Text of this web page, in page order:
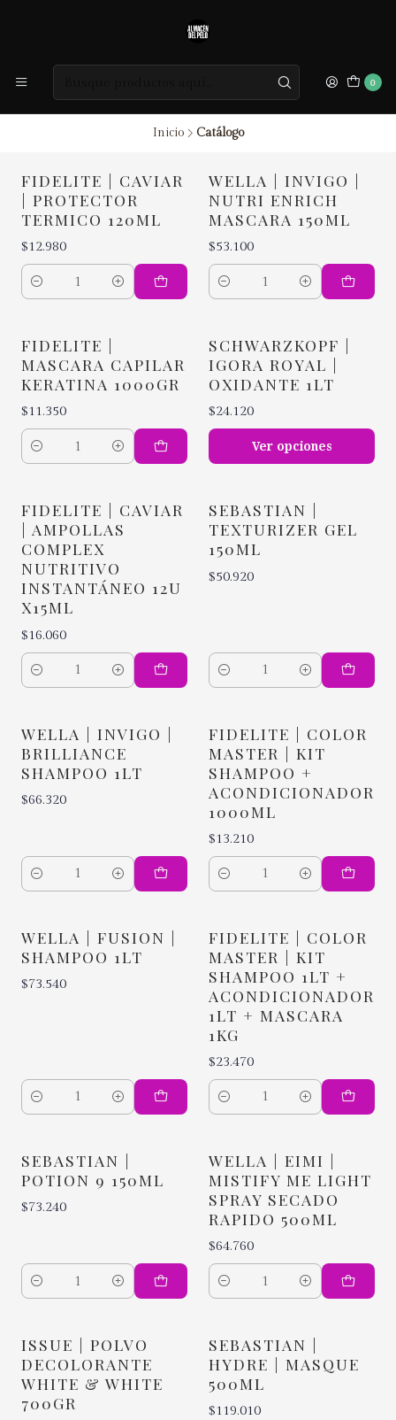
0
Inicio Catálogo
FIDELITE | CAVIAR
| PROTECTOR
TERMICO 120ML
$12.980
Cantidad
WELLA | INVIGO |
NUTRI ENRICH
MASCARA 150ML
$53.100
Cantidad
FIDELITE |
MASCARA CAPILAR
KERATINA 1000GR
$11.350
Cantidad
SCHWARZKOPF |
IGORA ROYAL |
OXIDANTE 1LT
$24.120
Ver opciones
FIDELITE | CAVIAR
| AMPOLLAS
COMPLEX
NUTRITIVO
INSTANTÁNEO 12U
X15ML
$16.060
Cantidad
SEBASTIAN |
TEXTURIZER GEL
150ML
$50.920
Cantidad
WELLA | INVIGO |
BRILLIANCE
SHAMPOO 1LT
$66.320
Cantidad
FIDELITE | COLOR
MASTER | KIT
SHAMPOO +
ACONDICIONADOR
1000ML
$13.210
Cantidad
WELLA | FUSION |
SHAMPOO 1LT
$73.540
Cantidad
FIDELITE | COLOR
MASTER | KIT
SHAMPOO 1LT +
ACONDICIONADOR
1LT + MASCARA
1KG
$23.470
Cantidad
SEBASTIAN |
POTION 9 150ML
$73.240
Cantidad
WELLA | EIMI |
MISTIFY ME LIGHT
SPRAY SECADO
RAPIDO 500ML
$64.760
Cantidad
ISSUE | POLVO
DECOLORANTE
WHITE & WHITE
700GR
SEBASTIAN |
HYDRE | MASQUE
500ML
$119.010